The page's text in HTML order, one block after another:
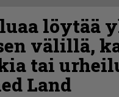
löytää
välillä,
tai
Land